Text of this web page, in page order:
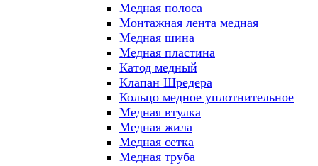
Медная полоса
Монтажная лента медная
Медная шина
Медная пластина
Катод медный
Клапан Шредера
Кольцо медное уплотнительное
Медная втулка
Медная жила
Медная сетка
Медная труба